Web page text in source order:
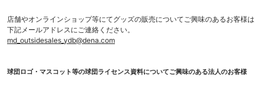
店舗やオンラインショップ等にてグッズの販売についてご興味のあるお客様は
下記メールアドレスにご連絡ください。
md_outsidesales_ydb@dena.com
球団ロゴ・マスコット等の球団ライセンス資料についてご興味のある法人のお客様